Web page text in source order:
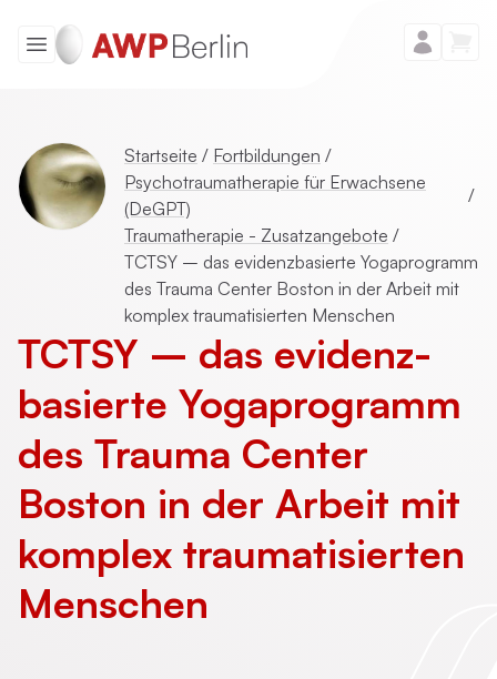
Startseite / Fortbildungen /
Psychotraumatherapie für Erwachsene
(DeGPT)
/
Traumatherapie - Zusatzangebote /
TCTSY – das evidenzbasierte Yogaprogramm
des Trauma Center Boston in der Arbeit mit
komplex traumatisierten Menschen
TCTSY – das evidenz­
basierte Yogaprogramm
des Trauma Center
Boston in der Arbeit mit
komplex ­traumatisierten
Menschen